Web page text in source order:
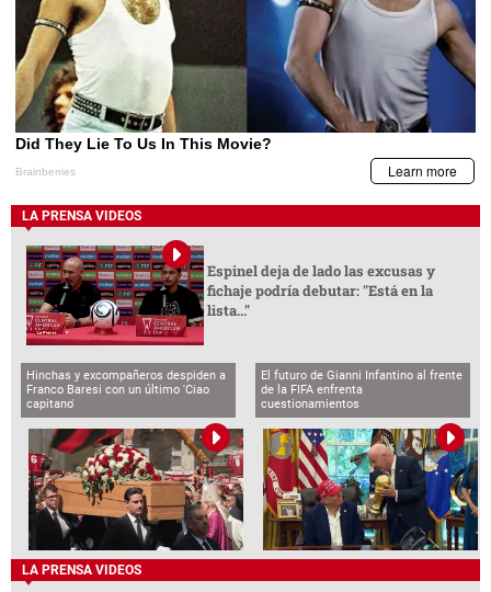
LA PRENSA VIDEOS
Espinel deja de lado las excusas y
fichaje podría debutar: "Está en la
lista..."
Hinchas y excompañeros despiden a
Franco Baresi con un último 'Ciao
capitano'
El futuro de Gianni Infantino al frente
de la FIFA enfrenta
cuestionamientos
LA PRENSA VIDEOS